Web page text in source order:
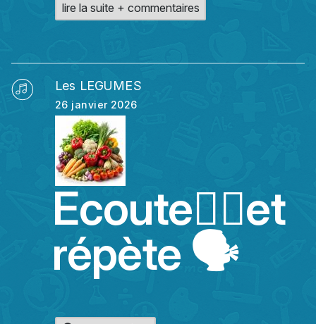
lire la suite + commentaires
Les LEGUMES
26 janvier 2026
Ecoute👂🏻et
répète 🗣️